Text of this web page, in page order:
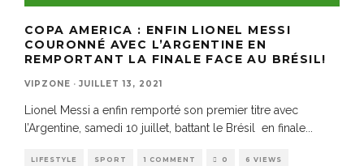
COPA AMERICA : ENFIN LIONEL MESSI
COURONNÉ AVEC L’ARGENTINE EN
REMPORTANT LA FINALE FACE AU BRÉSIL!
VIPZONE · JUILLET 13, 2021
Lionel Messi a enfin remporté son premier titre avec
l’Argentine, samedi 10 juillet, battant le Brésil en finale
LIFESTYLE SPORT 1 COMMENT 0 6 VIEWS